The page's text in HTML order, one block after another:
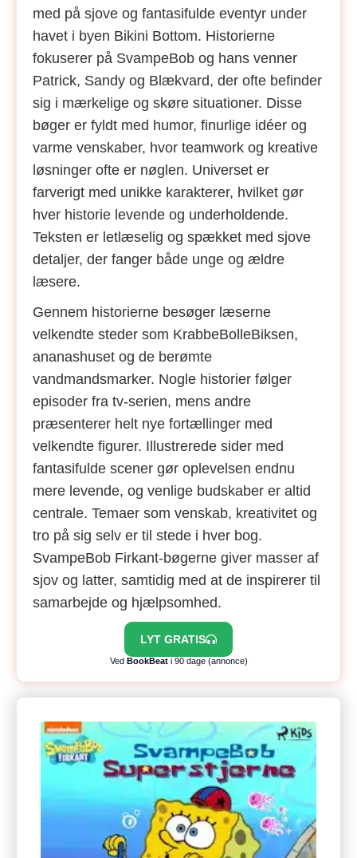
med på sjove og fantasifulde eventyr under
havet i byen Bikini Bottom. Historierne
fokuserer på SvampeBob og hans venner
Patrick, Sandy og Blækvard, der ofte befinder
sig i mærkelige og skøre situationer. Disse
bøger er fyldt med humor, finurlige idéer og
varme venskaber, hvor teamwork og kreative
løsninger ofte er nøglen. Universet er
farverigt med unikke karakterer, hvilket gør
hver historie levende og underholdende.
Teksten er letlæselig og spækket med sjove
detaljer, der fanger både unge og ældre
læsere.
Gennem historierne besøger læserne
velkendte steder som KrabbeBolleBiksen,
ananashuset og de berømte
vandmandsmarker. Nogle historier følger
episoder fra tv-serien, mens andre
præsenterer helt nye fortællinger med
velkendte figurer. Illustrerede sider med
fantasifulde scener gør oplevelsen endnu
mere levende, og venlige budskaber er altid
centrale. Temaer som venskab, kreativitet og
tro på sig selv er til stede i hver bog.
SvampeBob Firkant-bøgerne giver masser af
sjov og latter, samtidig med at de inspirerer til
samarbejde og hjælpsomhed.
LYT GRATIS
Ved BookBeati 90 dage (annonce)